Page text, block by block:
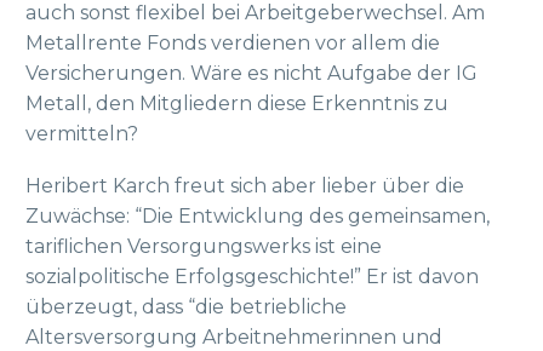
auch sonst flexibel bei Arbeitgeberwechsel. Am
Metallrente Fonds verdienen vor allem die
Versicherungen. Wäre es nicht Aufgabe der IG
Metall, den Mitgliedern diese Erkenntnis zu
vermitteln?
Heribert Karch freut sich aber lieber über die
Zuwächse: “Die Entwicklung des gemeinsamen,
tariflichen Versorgungswerks ist eine
sozialpolitische Erfolgsgeschichte!” Er ist davon
überzeugt, dass “die betriebliche
Altersversorgung Arbeitnehmerinnen und